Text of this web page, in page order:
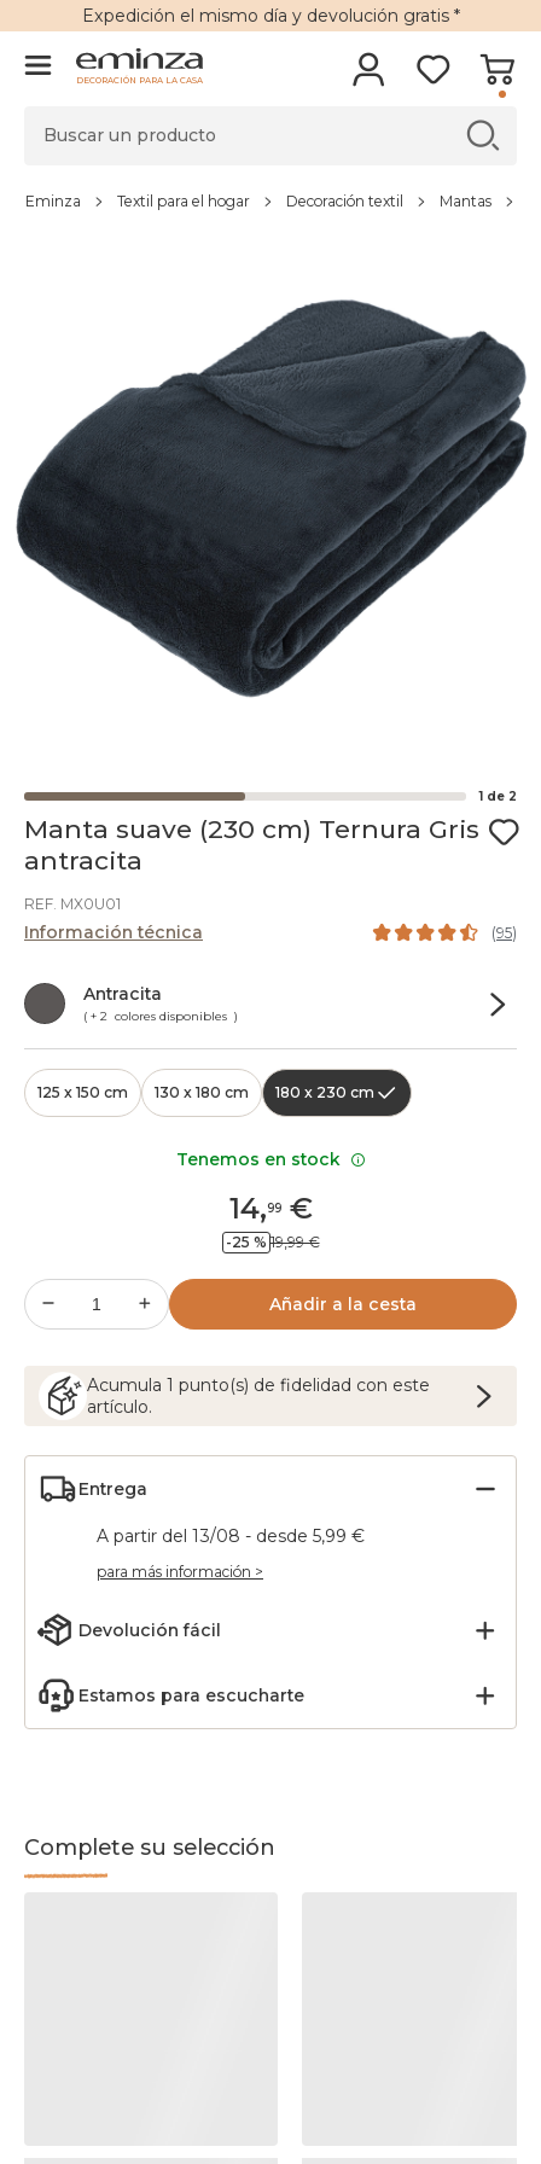
Expedición el mismo día y devolución gratis*
DECORACIÓN PARA LA CASA
Eminza Textil para el hogar Decoración textil Mantas
1 de 2
Manta suave (230 cm) Ternura Gris
antracita
REF. MX0U01
Información técnica (95)
Antracita
( + 2 colores disponibles )
125 x 150 cm 130 x 180 cm 180 x 230 cm
14,99€
-25 % 19,99 €
Añadir a la cesta
Acumula 1 punto(s) de fidelidad con este
artículo.
Entrega
A partir del 13/08 - desde 5,99 €
para más información >
Devolución fácil
Estamos para escucharte
Complete su selección